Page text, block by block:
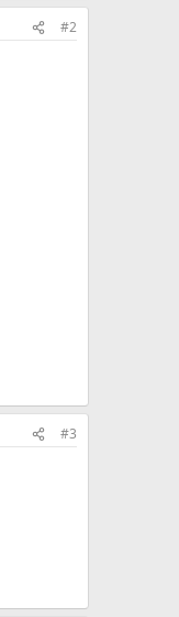
#2
#3